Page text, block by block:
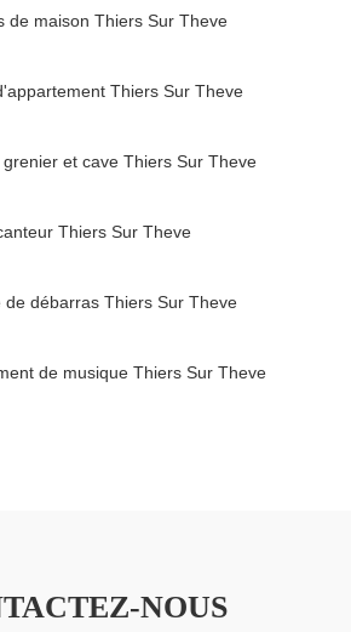
de maison Thiers Sur Theve
Thiers Sur Theve
et cave Thiers Sur Theve
Thiers Sur Theve
de débarras Thiers Sur Theve
de musique Thiers Sur Theve
NOUS